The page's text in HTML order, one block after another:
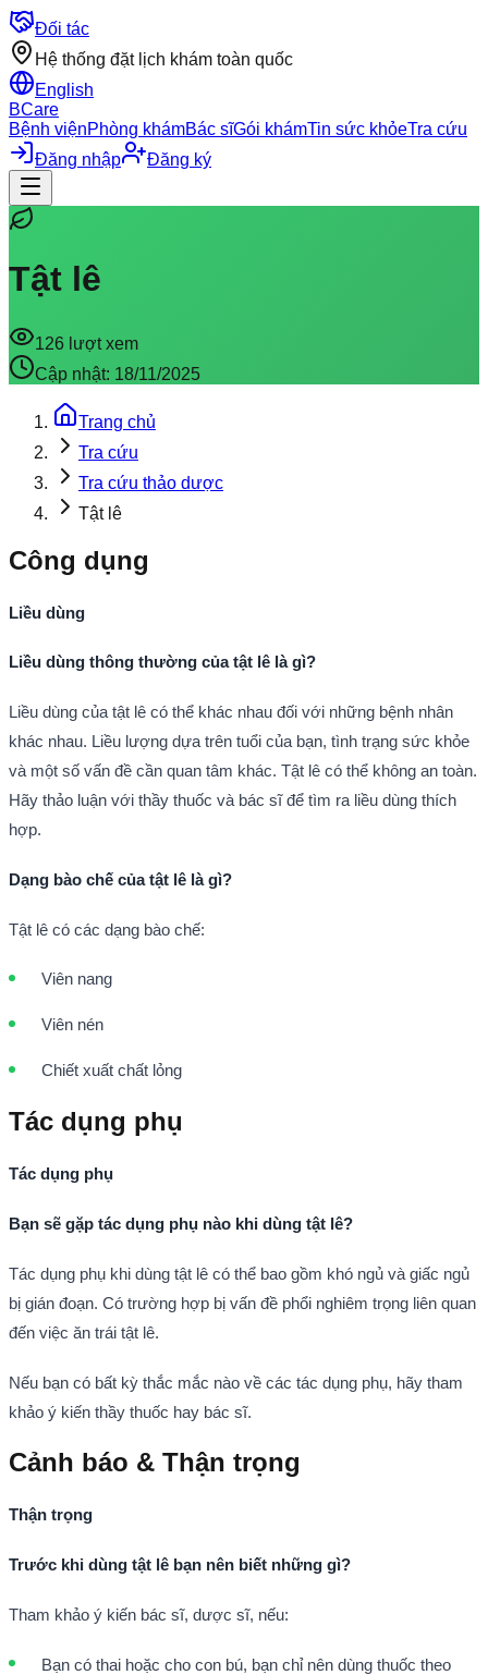
Đối tác
Hệ thống đặt lịch khám toàn quốc
English
BCare
Bệnh việnPhòng khámBác sĩGói khámTin sức khỏeTra cứu
Đăng nhập
Đăng ký
Tật lê
126 lượt xem
Cập nhật: 18/11/2025
Trang chủ
Tra cứu
Tra cứu thảo dược
Tật lê
Công dụng
Liều dùng
Liều dùng thông thường của tật lê là gì?
Liều dùng của tật lê có thể khác nhau đối với những bệnh nhân
khác nhau. Liều lượng dựa trên tuổi của bạn, tình trạng sức khỏe
và một số vấn đề cần quan tâm khác. Tật lê có thể không an toàn.
Hãy thảo luận với thầy thuốc và bác sĩ để tìm ra liều dùng thích
hợp.
Dạng bào chế của tật lê là gì?
Tật lê có các dạng bào chế:
Viên nang
Viên nén
Chiết xuất chất lỏng
Tác dụng phụ
Tác dụng phụ
Bạn sẽ gặp tác dụng phụ nào khi dùng tật lê?
Tác dụng phụ khi dùng tật lê có thể bao gồm khó ngủ và giấc ngủ
bị gián đoạn. Có trường hợp bị vấn đề phổi nghiêm trọng liên quan
đến việc ăn trái tật lê.
Nếu bạn có bất kỳ thắc mắc nào về các tác dụng phụ, hãy tham
khảo ý kiến thầy thuốc hay bác sĩ.
Cảnh báo & Thận trọng
Thận trọng
Trước khi dùng tật lê bạn nên biết những gì?
Tham khảo ý kiến bác sĩ, dược sĩ, nếu:
Bạn có thai hoặc cho con bú, bạn chỉ nên dùng thuốc theo